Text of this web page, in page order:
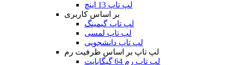
لپ تاپ 13 اینچ
بر اساس کاربری
لپ تاپ گیمینگ
لپ تاپ لمسی
لپ تاپ دانشجویی
لپ تاپ بر اساس ظرفیت رم
لپ تاپ رم 64 گیگابایت